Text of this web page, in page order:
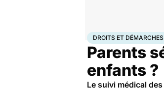
AccueilSanté SociétéDroits
DROITS ET DÉMARCHES
Parents
enfants ?
Le suivi médical